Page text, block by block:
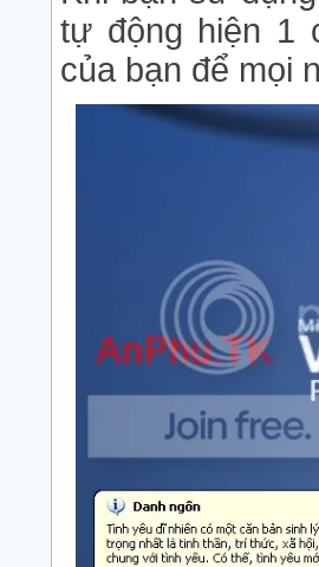
tự động hiện 1
của bạn để mọi